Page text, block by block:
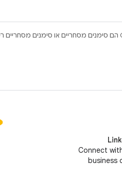
Connect
business